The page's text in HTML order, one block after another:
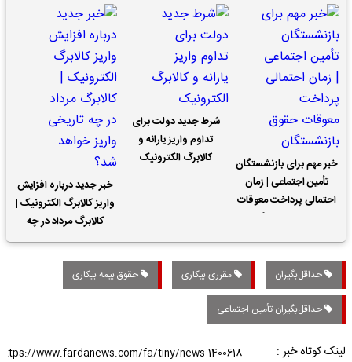
خبر مهم برای بازنشستگان
تأمین اجتماعی | زمان
احتمالی پرداخت معوقات
شرط جدید دولت برای
تداوم واریز یارانه و
کالابرگ الکترونیک
خبر جدید درباره افزایش
واریز کالابرگ الکترونیک |
کالابرگ مرداد در چه
تاریخی واریز خواهد شد؟
حداقل‌بگیران مقرری بیکاری حقوق بیمه بیکاری
حداقل‌بگیران تأمین اجتماعی
لینک کوتاه خبر :